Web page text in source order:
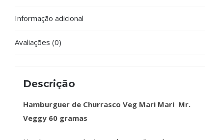
Informação adicional
Avaliações (0)
Descrição
Hamburguer de Churrasco Veg Mari Mari Mr.
Veggy 60 gramas